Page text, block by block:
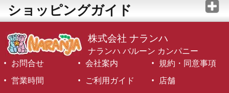
ショッピングガイド
株式会社 ナランハ
ナランハ バルーン カンパニー
お問合せ
会社案内
規約・同意事項
営業時間
ご利用ガイド
店舗